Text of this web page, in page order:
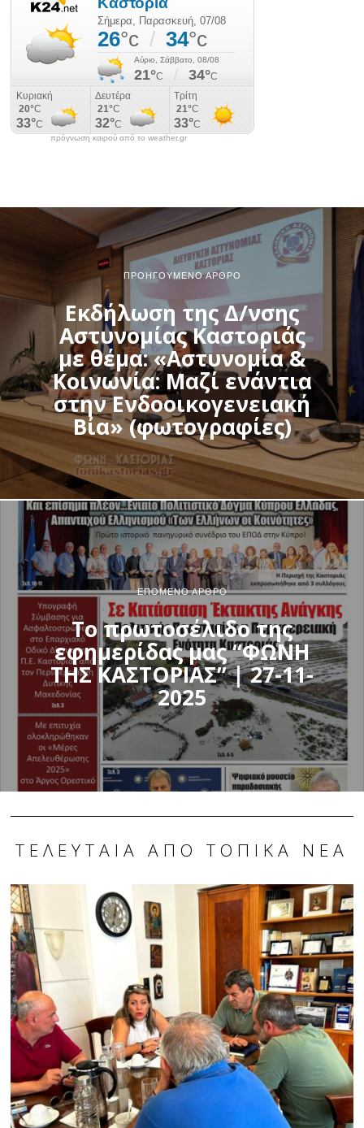
πρόγνωση καιρού από το weather.gr
ΠΡΟΗΓΟΎΜΕΝΟ ΆΡΘΡΟ
Εκδήλωση της Δ/νσης
Αστυνομίας Καστοριάς
με θέμα: «Αστυνομία &
Κοινωνία: Μαζί ενάντια
στην Ενδοοικογενειακή
Βία» (φωτογραφίες)
ΕΠΌΜΕΝΟ ΆΡΘΡΟ
Το πρωτοσέλιδο της
εφημερίδας μας “ΦΩΝΗ
ΤΗΣ ΚΑΣΤΟΡΙΑΣ” | 27-11-
2025
ΤΕΛΕΥΤΑΊΑ ΑΠΌ ΤΟΠΙΚΆ ΝΈΑ